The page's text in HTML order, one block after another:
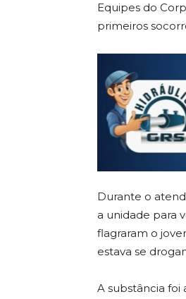
Equipes do
primeiros
Durante o
a unidade para
flagraram o
estava se
A substância foi